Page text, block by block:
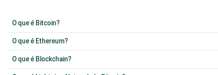
O que é Bitcoin?
O que é Ethereum?
O que é Blockchain?